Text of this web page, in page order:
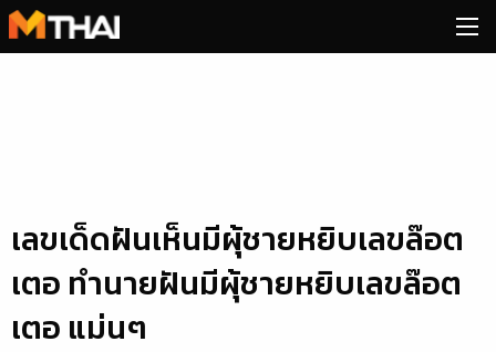
Skip
to
เลขเด็ดฝันเห็นมีผุ้ชายหยิบเลขล๊อต
เตอ ทำนายฝันมีผุ้ชายหยิบเลขล๊อต
เตอ แม่นๆ